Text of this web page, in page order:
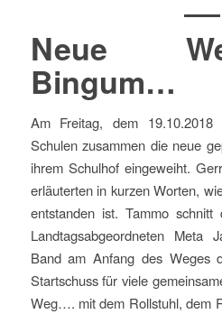
Neue
Bingum…
Am Freitag, dem
Schulen zusammen die neue
ihrem Schulhof eingeweiht.
erläuterten in kurzen Worten,
entstanden ist. Tammo
Landtagsabgeordneten Meta
Band am Anfang des Weges
Startschuss für viele
Weg…. mit dem Rollstuhl, dem